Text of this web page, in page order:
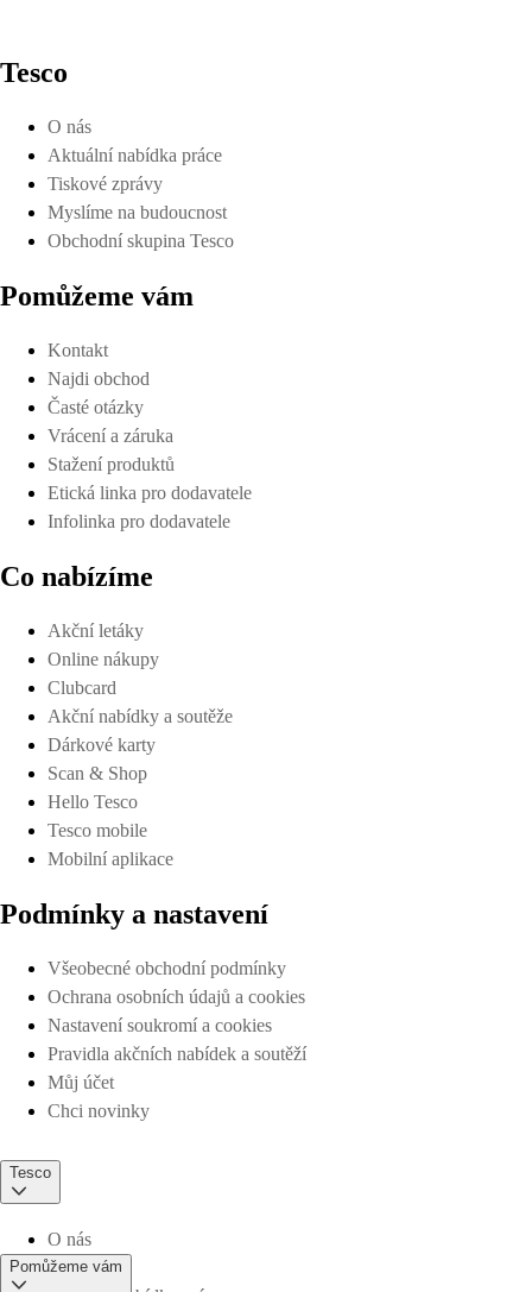
Tesco
O nás
Aktuální nabídka práce
Tiskové zprávy
Myslíme na budoucnost
Obchodní skupina Tesco
Pomůžeme vám
Kontakt
Najdi obchod
Časté otázky
Vrácení a záruka
Stažení produktů
Etická linka pro dodavatele
Infolinka pro dodavatele
Co nabízíme
Akční letáky
Online nákupy
Clubcard
Akční nabídky a soutěže
Dárkové karty
Scan & Shop
Hello Tesco
Tesco mobile
Mobilní aplikace
Podmínky a nastavení
Všeobecné obchodní podmínky
Ochrana osobních údajů a cookies
Nastavení soukromí a cookies
Pravidla akčních nabídek a soutěží
Můj účet
Chci novinky
Tesco
O nás
Pomůžeme vám